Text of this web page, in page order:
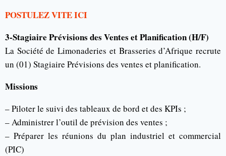
POSTULEZ VITE ICI
3-Stagiaire Prévisions des Ventes et Planification (H/F)
La Société de Limonaderies et Brasseries d’Afrique recrute
un (01) Stagiaire Prévisions des ventes et planification.
Missions
– Piloter le suivi des tableaux de bord et des KPIs ;
– Administrer l’outil de prévision des ventes ;
– Préparer les réunions du plan industriel et commercial
(PIC)